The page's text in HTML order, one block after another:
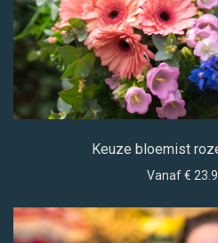
Keuze bloemist
Vanaf €